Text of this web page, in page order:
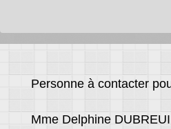
Personne à contacter
Mme Delphine